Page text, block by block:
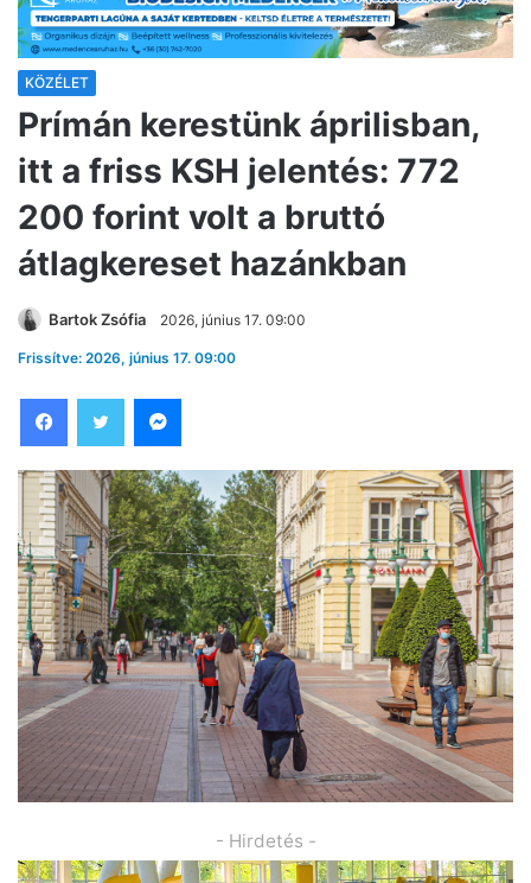
KÖZÉLET
Prímán kerestünk áprilisban,
itt a friss KSH jelentés: 772
200 forint volt a bruttó
átlagkereset hazánkban
Bartok Zsófia 2026, június 17. 09:00
Frissítve: 2026, június 17. 09:00
- Hirdetés -